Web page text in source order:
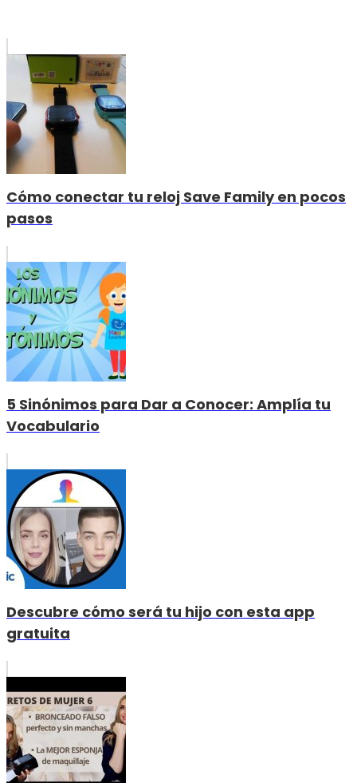
Cómo conectar tu reloj Save Family en pocos
pasos
5 Sinónimos para Dar a Conocer: Amplía tu
Vocabulario
Descubre cómo será tu hijo con esta app
gratuita